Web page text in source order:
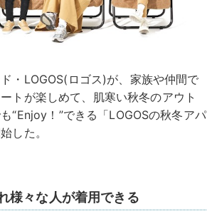
・LOGOS(ロゴス)が、家族や仲間で
トが楽しめて、肌寒い秋冬のアウト
“Enjoy！”できる「LOGOSの秋冬アパ
した。
様々な人が着用できる